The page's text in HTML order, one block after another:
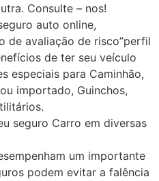
Consulte – nos!
auto online,
de avaliação de risco”perfil
de ter seu veículo
especiais para Caminhão,
importado, Guinchos,
seguro Carro em diversas
um importante
podem evitar a falência